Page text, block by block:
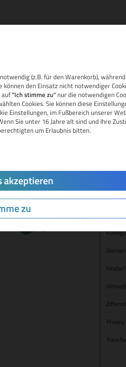
(z.B. für den Warenkorb),
den Einsatz nicht notwendiger
auf"Ich stimme zu" nur die notwendigen
Cookies. Sie können diese
Einstellungen, im Fußbereich unserer
Sie unter 16 Jahre alt sind und Ihre
um Erlaubnis bitten.
akzeptieren
zu
Land/
Preis